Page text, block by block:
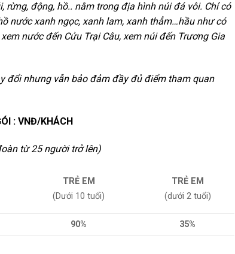
rừng, động, hồ.. nằm trong địa hình núi đá vôi. Chỉ có
nước xanh ngọc, xanh lam, xanh thẳm…hầu như có
nước đến Cửu Trại Câu, xem núi đến Trương Gia
đổi nhưng vẫn bảo đảm đầy đủ điểm tham quan
: VNĐ/KHÁCH
từ 25 người trở lên)
TRẺ EM
(Dưới 10 tuổi)
TRẺ EM
(dưới 2 tuổi)
90% 35%